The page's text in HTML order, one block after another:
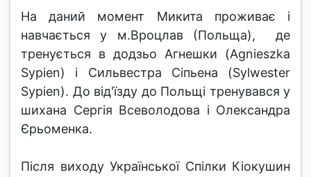
На даний момент Микита проживає і
навчається у м.Вроцлав (Польща), де
тренується в додзьо Агнешки (Agnieszka
Sypien) і Сильвестра Сіпьена (Sylwester
Sypien). До від'їзду до Польщі тренувався у
шихана Сергія Всеволодова і Олександра
Єрьоменка.
Після виходу Української Спілки Кіокушин